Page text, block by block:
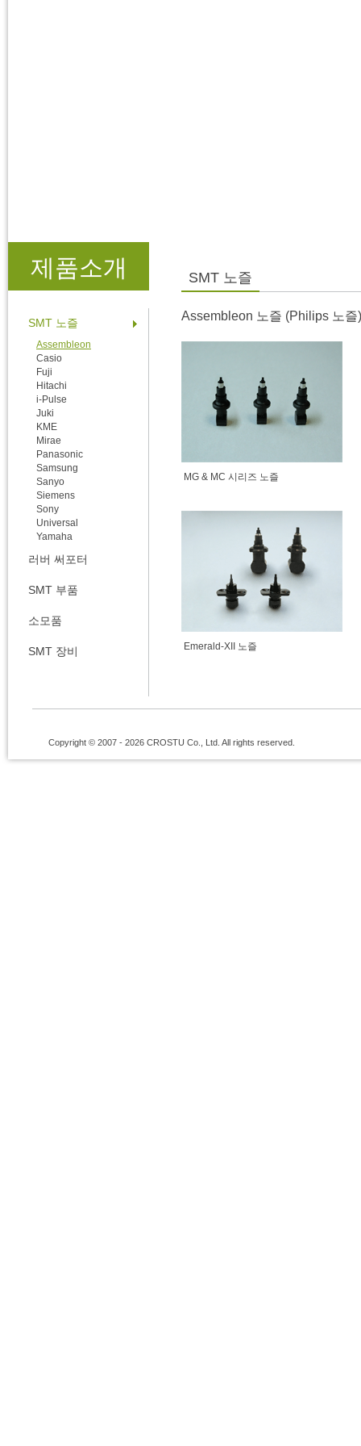
제품소개 SMT 노즐
SMT 노즐
Assembleon
Casio
Fuji
Hitachi
i-Pulse
Juki
KME
Mirae
Panasonic
Samsung
Sanyo
Siemens
Sony
Universal
Yamaha
러버 써포터
SMT 부품
소모품
SMT 장비
Assembleon 노즐 (Philips 노즐)
MG & MC 시리즈 노즐
Emerald-XII 노즐
Copyright © 2007 - 2026 CROSTU Co., Ltd. All rights reserved.